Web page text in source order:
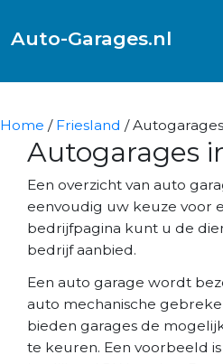
Auto-Garages.nl
Home / Friesland /
Autogarages
Een overzicht van auto
eenvoudig uw keuze voor
bedrijfpagina kunt u de
bedrijf aanbied.
Een auto garage wordt
auto mechanische
bieden garages de
te keuren. Een voorbeeld